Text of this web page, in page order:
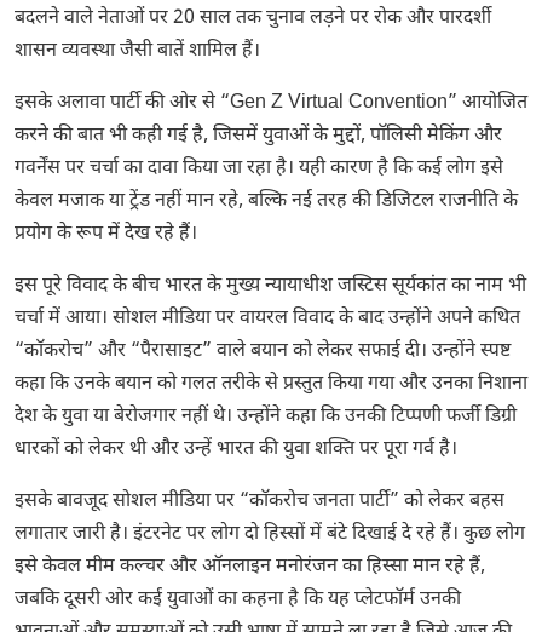
बदलने वाले नेताओं पर 20 साल तक चुनाव लड़ने पर रोक और पारदर्शी
शासन व्यवस्था जैसी बातें शामिल हैं।
इसके अलावा पार्टी की ओर से “Gen Z Virtual Convention” आयोजित
करने की बात भी कही गई है, जिसमें युवाओं के मुद्दों, पॉलिसी मेकिंग और
गवर्नेंस पर चर्चा का दावा किया जा रहा है। यही कारण है कि कई लोग इसे
केवल मजाक या ट्रेंड नहीं मान रहे, बल्कि नई तरह की डिजिटल राजनीति के
प्रयोग के रूप में देख रहे हैं।
इस पूरे विवाद के बीच भारत के मुख्य न्यायाधीश जस्टिस सूर्यकांत का नाम भी
चर्चा में आया। सोशल मीडिया पर वायरल विवाद के बाद उन्होंने अपने कथित
“कॉकरोच” और “पैरासाइट” वाले बयान को लेकर सफाई दी। उन्होंने स्पष्ट
कहा कि उनके बयान को गलत तरीके से प्रस्तुत किया गया और उनका निशाना
देश के युवा या बेरोजगार नहीं थे। उन्होंने कहा कि उनकी टिप्पणी फर्जी डिग्री
धारकों को लेकर थी और उन्हें भारत की युवा शक्ति पर पूरा गर्व है।
इसके बावजूद सोशल मीडिया पर “कॉकरोच जनता पार्टी” को लेकर बहस
लगातार जारी है। इंटरनेट पर लोग दो हिस्सों में बंटे दिखाई दे रहे हैं। कुछ लोग
इसे केवल मीम कल्चर और ऑनलाइन मनोरंजन का हिस्सा मान रहे हैं,
जबकि दूसरी ओर कई युवाओं का कहना है कि यह प्लेटफॉर्म उनकी